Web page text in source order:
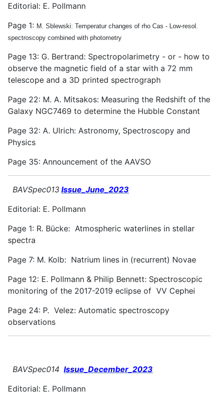
Editorial: E. Pollmann
Page 1: M. Sblewski: Temperatur changes of rho Cas - Low-resol.
spectroscopy combined with photometry
Page 13: G. Bertrand: Spectropolarimetry - or - how to
observe the magnetic field of a star with a 72 mm
telescope and a 3D printed spectrograph
Page 22: M. A. Mitsakos: Measuring the Redshift of the
Galaxy NGC7469 to determine the Hubble Constant
Page 32: A. Ulrich: Astronomy, Spectroscopy and
Physics
Page 35: Announcement of the AAVSO
BAVSpec013 Issue_June_2023
Editorial: E. Pollmann
Page 1: R. Bücke: Atmospheric waterlines in stellar
spectra
Page 7: M. Kolb: Natrium lines in (recurrent) Novae
Page 12: E. Pollmann & Philip Bennett: Spectroscopic
monitoring of the 2017-2019 eclipse of VV Cephei
Page 24: P. Velez: Automatic spectroscopy
observations
BAVSpec014 Issue_December_2023
Editorial: E. Pollmann